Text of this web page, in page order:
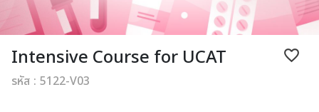
assignment ลงทะเบียน
favorite_border
Intensive Course for UCAT
รหัส : 5122-V03